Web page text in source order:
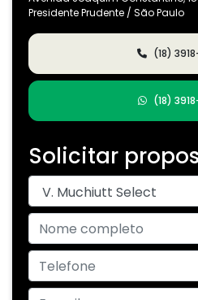
Presidente Prudente / São Paulo
(18)
(18)
Solicitar